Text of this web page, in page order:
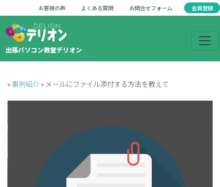
お客様の声 よくある質問 お問合せフォーム 会員登録
出張パソコン教室デリオン
»事例紹介» メールにファイル添付する方法を教えて